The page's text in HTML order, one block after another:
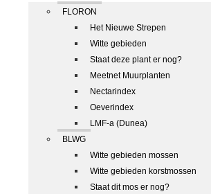
FLORON
Het Nieuwe Strepen
Witte gebieden
Staat deze plant er nog?
Meetnet Muurplanten
Nectarindex
Oeverindex
LMF-a (Dunea)
BLWG
Witte gebieden mossen
Witte gebieden korstmossen
Staat dit mos er nog?